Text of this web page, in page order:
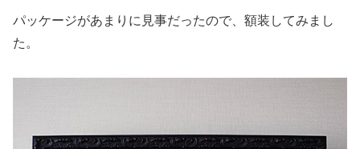
パッケージがあまりに見事だったので、額装してみまし
た。